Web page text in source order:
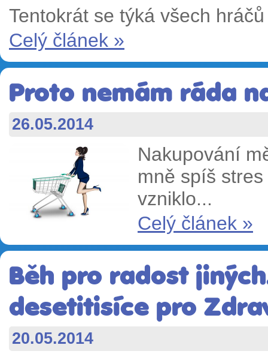
Tentokrát se týká všech
Celý článek »
Proto nemám ráda
26.05.2014
Nakupování
mně spíš
vzniklo...
Celý článek »
Běh pro radost
desetitisíce pro
20.05.2014